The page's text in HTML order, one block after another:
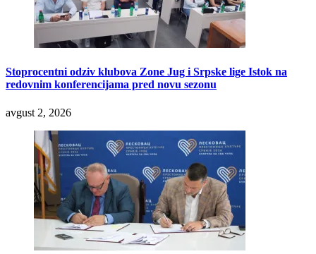
Stoprocentni odziv klubova Zone Jug i Srpske lige Istok na
redovnim konferencijama pred novu sezonu
avgust 2, 2026